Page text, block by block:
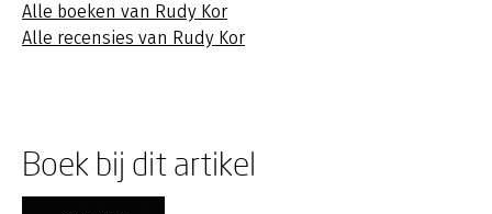
Alle boeken van Rudy Kor
Alle recensies van Rudy Kor
Boek bij dit artikel